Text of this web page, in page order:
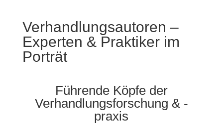
Verhandlungsautoren –
Experten & Praktiker im
Porträt
Führende Köpfe der
Verhandlungsforschung & -
praxis